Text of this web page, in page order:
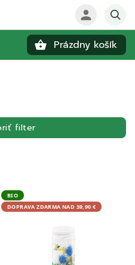
Prázdny košík
filter
BIO
DOPRAVA ZDARMA NAD 39,90 €